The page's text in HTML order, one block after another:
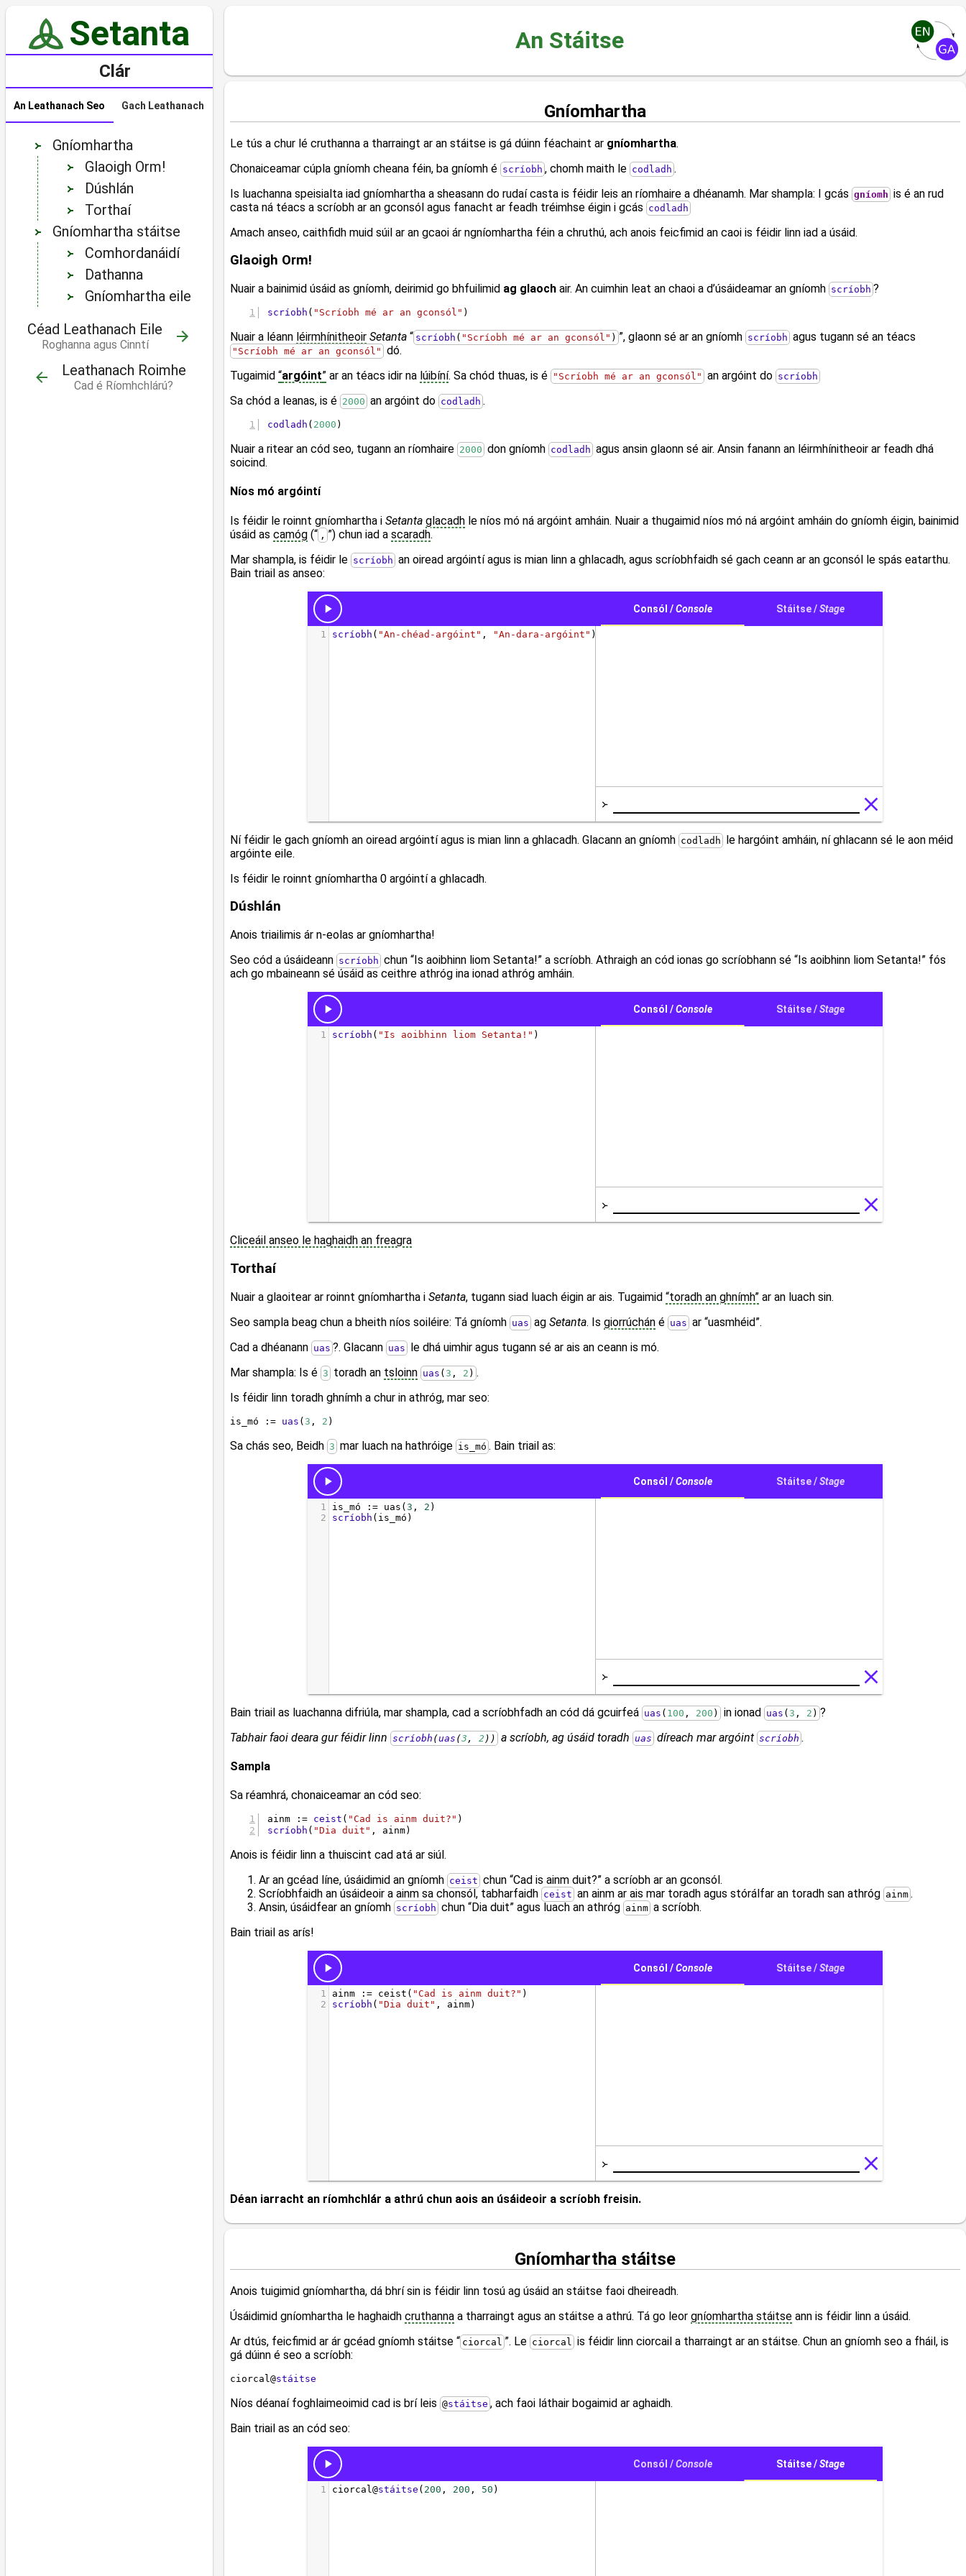
Gníomhartha
Glaoigh Orm!
Dúshlán
Torthaí
Gníomhartha stáitse
Comhordanáidí
Dathanna
Gníomhartha eile
Céad Leathanach Eile
Roghanna agus Cinntí
Leathanach Roimhe
Cad é Ríomhchlárú?
An Stáitse
Gníomhartha
Le tús a chur lé cruthanna a tharraingt ar an stáitse is gá dúinn féachaint ar gníomhartha.
Chonaiceamar cúpla gníomh cheana féin, ba gníomh é scríobh , chomh maith le codladh .
Is luachanna speisialta iad gníomhartha a sheasann do rudaí casta is féidir leis an ríomhaire a dhéanamh. Mar shampla: I gcás gníomh is é an rud
casta ná téacs a scríobh ar an gconsól agus fanacht ar feadh tréimhse éigin i gcás codladh
Amach anseo, caithfidh muid súil ar an gcaoi ár ngníomhartha féin a chruthú, ach anois feicfimid an caoi is féidir linn iad a úsáid.
Glaoigh Orm!
Nuair a bainimid úsáid as gníomh, deirimid go bhfuilimid ag glaoch air. An cuimhin leat an chaoi a d’úsáideamar an gníomh scríobh ?
scríobh ( "Scríobh mé ar an gconsól" )
Nuair a léann léirmhínitheoir Setanta “ scríobh ( "Scríobh mé ar an gconsól" ) ”, glaonn sé ar an gníomh scríobh agus tugann sé an téacs
"Scríobh mé ar an gconsól" dó.
Tugaimid “argóint” ar an téacs idir na lúibíní. Sa chód thuas, is é "Scríobh mé ar an gconsól" an argóint do scríobh
Sa chód a leanas, is é 2000 an argóint do codladh .
codladh ( 2000 )
Nuair a ritear an cód seo, tugann an ríomhaire 2000 don gníomh codladh agus ansin glaonn sé air. Ansin fanann an léirmhínitheoir ar feadh dhá
soicind.
Níos mó argóintí
Is féidir le roinnt gníomhartha i Setanta glacadh le níos mó ná argóint amháin. Nuair a thugaimid níos mó ná argóint amháin do gníomh éigin, bainimid
úsáid as camóg (“ , ”) chun iad a scaradh.
Mar shampla, is féidir le scríobh an oiread argóintí agus is mian linn a ghlacadh, agus scríobhfaidh sé gach ceann ar an gconsól le spás eatarthu.
Bain triail as anseo:
Ní féidir le gach gníomh an oiread argóintí agus is mian linn a ghlacadh. Glacann an gníomh codladh le hargóint amháin, ní ghlacann sé le aon méid
argóinte eile.
Is féidir le roinnt gníomhartha 0 argóintí a ghlacadh.
Dúshlán
Anois triailimis ár n-eolas ar gníomhartha!
Seo cód a úsáideann scríobh chun “Is aoibhinn liom Setanta!” a scríobh. Athraigh an cód ionas go scríobhann sé “Is aoibhinn liom Setanta!” fós
ach go mbaineann sé úsáid as ceithre athróg ina ionad athróg amháin.
Cliceáil anseo le haghaidh an freagra
Torthaí
Nuair a glaoitear ar roinnt gníomhartha i Setanta, tugann siad luach éigin ar ais. Tugaimid “toradh an ghnímh” ar an luach sin.
Seo sampla beag chun a bheith níos soiléire: Tá gníomh uas ag Setanta. Is giorrúchán é uas ar “uasmhéid”.
Cad a dhéanann uas ?. Glacann uas le dhá uimhir agus tugann sé ar ais an ceann is mó.
Mar shampla: Is é 3 toradh an tsloinn uas ( 3 , 2 ) .
Is féidir linn toradh ghnímh a chur in athróg, mar seo:
is_mó := uas ( 3 , 2 )
Sa chás seo, Beidh 3 mar luach na hathróige is_mó . Bain triail as:
Bain triail as luachanna difriúla, mar shampla, cad a scríobhfadh an cód dá gcuirfeá uas ( 100 , 200 ) in ionad uas ( 3 , 2 ) ?
Tabhair faoi deara gur féidir linn scríobh (uas (3 , 2 )) a scríobh, ag úsáid toradh uas díreach mar argóint scríobh .
Sampla
Sa réamhrá, chonaiceamar an cód seo:
ainm := ceist ( "Cad is ainm duit?" )
scríobh ( "Dia duit" , ainm)
Anois is féidir linn a thuiscint cad atá ar siúl.
Ar an gcéad líne, úsáidimid an gníomh ceist chun “Cad is ainm duit?” a scríobh ar an gconsól.
Scríobhfaidh an úsáideoir a ainm sa chonsól, tabharfaidh ceist an ainm ar ais mar toradh agus stórálfar an toradh san athróg ainm .
Ansin, úsáidfear an gníomh scríobh chun “Dia duit” agus luach an athróg ainm a scríobh.
Bain triail as arís!
Déan iarracht an ríomhchlár a athrú chun aois an úsáideoir a scríobh freisin.
Gníomhartha stáitse
Anois tuigimid gníomhartha, dá bhrí sin is féidir linn tosú ag úsáid an stáitse faoi dheireadh.
Úsáidimid gníomhartha le haghaidh cruthanna a tharraingt agus an stáitse a athrú. Tá go leor gníomhartha stáitse ann is féidir linn a úsáid.
Ar dtús, feicfimid ar ár gcéad gníomh stáitse “ ciorcal ”. Le ciorcal
is féidir linn ciorcail a tharraingt ar an stáitse. Chun an gníomh seo a fháil, is
gá dúinn é seo a scríobh:
ciorcal @stáitse
Níos déanaí foghlaimeoimid cad is brí leis @stáitse , ach faoi láthair bogaimid ar aghaidh.
Bain triail as an cód seo: